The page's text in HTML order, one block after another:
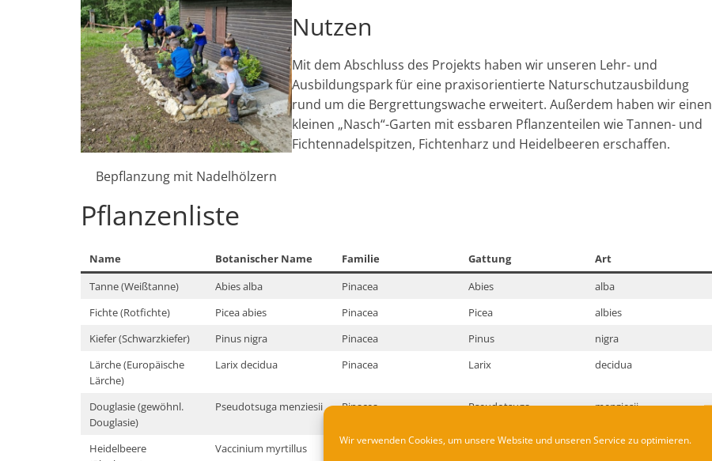
Wir verwenden Cookies, um unsere Website und unseren Service zu optimieren.
Bepflanzung mit Nadelhölzern
Nutzen
Mit dem Abschluss des Projekts haben wir unseren Lehr- und
Ausbildungspark für eine praxisorientierte Naturschutzausbildung
rund um die Bergrettungswache erweitert. Außerdem haben wir einen
kleinen „Nasch“-Garten mit essbaren Pflanzenteilen wie Tannen- und
Fichtennadelspitzen, Fichtenharz und Heidelbeeren erschaffen.
Pflanzenliste
Name Botanischer Name Familie Gattung
Art
Tanne (Weißtanne)
Abies alba Pinacea Abies
alba
Fichte (Rotfichte)
Picea abies Pinacea Picea
albies
Kiefer (Schwarzkiefer)
Pinus nigra Pinacea Pinus
nigra
Lärche (Europäische
Lärche)
Larix decidua Pinacea Larix decidua
Douglasie (gewöhnl.
Douglasie)
Pseudotsuga menziesii Pinacea Pseudotsuga menziesii
Heidelbeere
Vaccinium myrtillus Ericaceae Vaccinium myrtillus